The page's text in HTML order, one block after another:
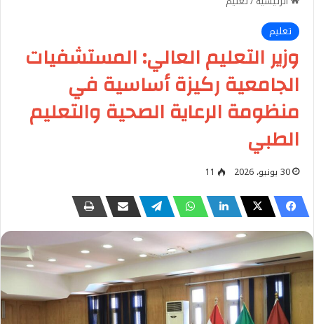
تعليم
وزير التعليم العالي: المستشفيات
الجامعية ركيزة أساسية في
منظومة الرعاية الصحية والتعليم
الطبي
30 يونيو، 2026 11